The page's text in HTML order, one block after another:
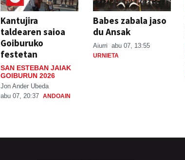
Kantujira
taldearen saioa
Goiburuko
festetan
SAN ESTEBAN JAIAK
GOIBURUN 2026
Jon Ander Ubeda
abu 07, 20:37 ANDOAIN
Babes zabala jaso
du Ansak
Aiurri abu 07, 13:55
URNIETA